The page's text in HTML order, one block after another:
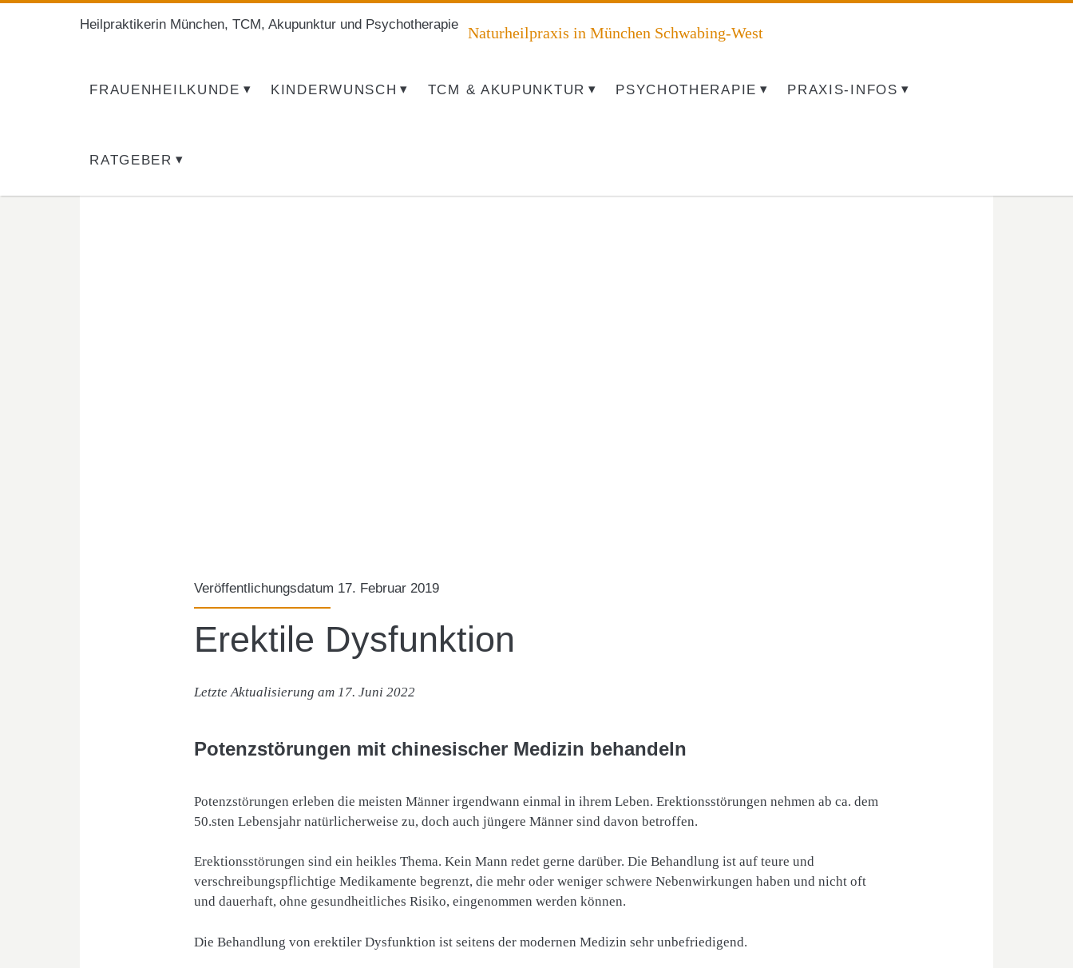
Springe zum Inhalt
Heilpraktikerin München, TCM, Akupunktur und Psychotherapie Naturheilpraxis in München Schwabing-West
FRAUENHEILKUNDE KINDERWUNSCH TCM & AKUPUNKTUR PSYCHOTHERAPIE PRAXIS-INFOS
RATGEBER
Veröffentlichungsdatum 17. Februar 2019
Erektile Dysfunktion
Letzte Aktualisierung am 17. Juni 2022
Potenzstörungen mit chinesischer Medizin behandeln
Potenzstörungen erleben die meisten Männer irgendwann einmal in ihrem Leben. Erektionsstörungen nehmen ab ca. dem
50.sten Lebensjahr natürlicherweise zu, doch auch jüngere Männer sind davon betroffen.
Erektionsstörungen sind ein heikles Thema. Kein Mann redet gerne darüber. Die Behandlung ist auf teure und
verschreibungspflichtige Medikamente begrenzt, die mehr oder weniger schwere Nebenwirkungen haben und nicht oft
und dauerhaft, ohne gesundheitliches Risiko, eingenommen werden können.
Die Behandlung von erektiler Dysfunktion ist seitens der modernen Medizin sehr unbefriedigend.